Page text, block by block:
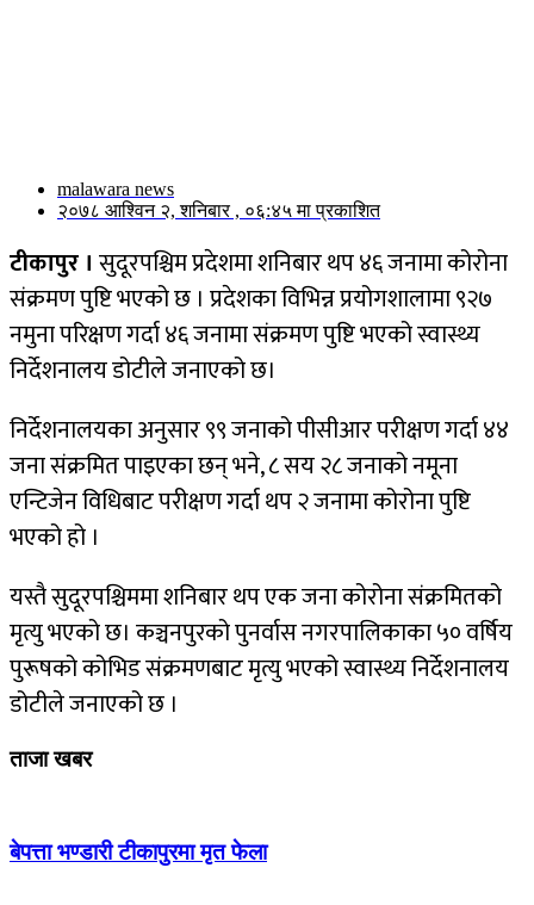
malawara news
२०७८ आश्विन २, शनिबार , ०६:४५ मा प्रकाशित
टीकापुर । सुदूरपश्चिम प्रदेशमा शनिबार थप ४६ जनामा कोरोना
संक्रमण पुष्टि भएको छ । प्रदेशका विभिन्न प्रयोगशालामा ९२७
नमुना परिक्षण गर्दा ४६ जनामा संक्रमण पुष्टि भएको स्वास्थ्य
निर्देशनालय डोटीले जनाएको छ।
निर्देशनालयका अनुसार ९९ जनाको पीसीआर परीक्षण गर्दा ४४
जना संक्रमित पाइएका छन् भने, ८ सय २८ जनाको नमूना
एन्टिजेन विधिबाट परीक्षण गर्दा थप २ जनामा कोरोना पुष्टि
भएको हो ।
यस्तै सुदूरपश्चिममा शनिबार थप एक जना कोरोना संक्रमितको
मृत्यु भएको छ। कञ्चनपुरको पुनर्वास नगरपालिकाका ५० वर्षिय
पुरूषको कोभिड संक्रमणबाट मृत्यु भएको स्वास्थ्य निर्देशनालय
डोटीले जनाएको छ ।
ताजा खबर
बेपत्ता भण्डारी टीकापुरमा मृत फेला